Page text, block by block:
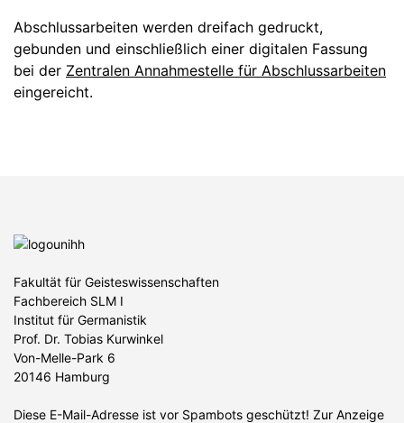
Abschlussarbeiten werden dreifach gedruckt,
gebunden und einschließlich einer digitalen Fassung
bei der Zentralen Annahmestelle für Abschlussarbeiten
eingereicht.
Fakultät für Geisteswissenschaften
Fachbereich SLM I
Institut für Germanistik
Prof. Dr. Tobias Kurwinkel
Von-Melle-Park 6
20146 Hamburg
Diese E-Mail-Adresse ist vor Spambots geschützt! Zur Anzeige